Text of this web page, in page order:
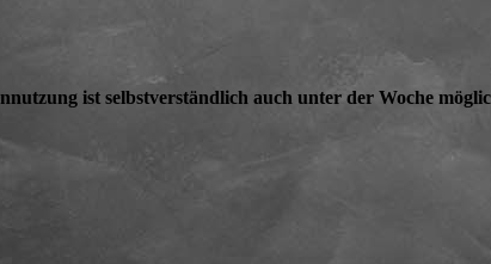
ist selbstverständlich auch unter der Woche